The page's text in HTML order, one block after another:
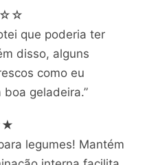
que poderia ter
disso, alguns
como eu
geladeira.”
legumes! Mantém